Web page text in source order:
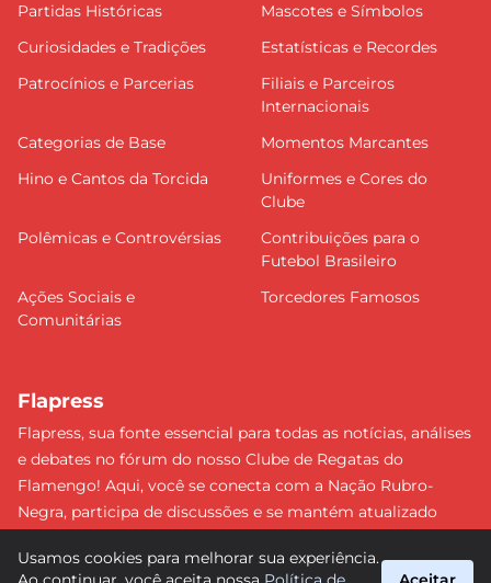
Partidas Históricas
Mascotes e Símbolos
Curiosidades e Tradições
Estatísticas e Recordes
Patrocínios e Parcerias
Filiais e Parceiros
Internacionais
Categorias de Base
Momentos Marcantes
Hino e Cantos da Torcida
Uniformes e Cores do
Clube
Polêmicas e Controvérsias
Contribuições para o
Futebol Brasileiro
Ações Sociais e
Comunitárias
Torcedores Famosos
Flapress
Flapress, sua fonte essencial para todas as notícias, análises
e debates no fórum do nosso Clube de Regatas do
Flamengo! Aqui, você se conecta com a Nação Rubro-
Negra, participa de discussões e se mantém atualizado
lance e esteja sempre à frente, junto da torcida mais
Usamos cookies para melhorar sua experiência.